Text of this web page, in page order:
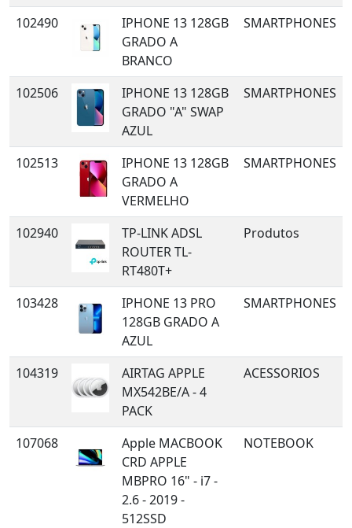
102490
IPHONE 13 128GB
GRADO A
BRANCO
SMARTPHONES
102506
IPHONE 13 128GB
GRADO "A" SWAP
AZUL
SMARTPHONES
102513
IPHONE 13 128GB
GRADO A
VERMELHO
SMARTPHONES
102940
TP-LINK ADSL
ROUTER TL-
RT480T+
Produtos
103428
IPHONE 13 PRO
128GB GRADO A
AZUL
SMARTPHONES
104319
AIRTAG APPLE
MX542BE/A - 4
PACK
ACESSORIOS
107068
Apple MACBOOK
CRD APPLE
MBPRO 16" - i7 -
2.6 - 2019 -
512SSD
NOTEBOOK